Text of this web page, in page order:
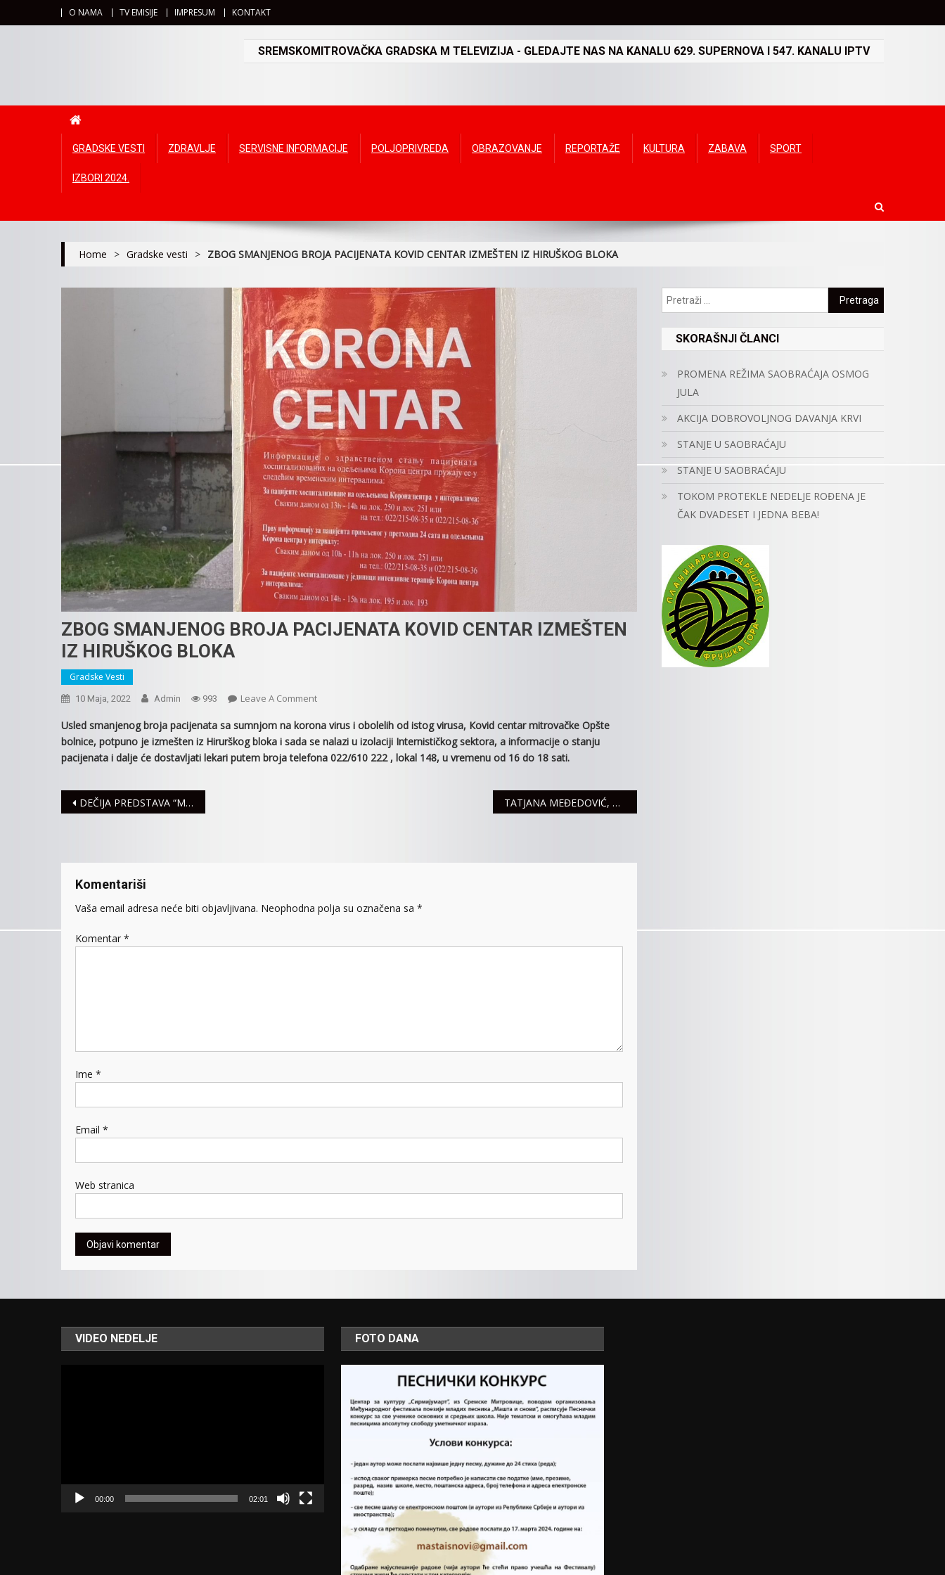
O NAMA TV EMISIJE IMPRESUM KONTAKT
SREMSKOMITROVAČKA GRADSKA M TELEVIZIJA - GLEDAJTE NAS NA KANALU 629. SUPERNOVA I 547. KANALU IPTV
GRADSKE VESTI ZDRAVLJE SERVISNE INFORMACIJE POLJOPRIVREDA OBRAZOVANJE REPORTAŽE KULTURA ZABAVA SPORT
IZBORI 2024.
Home > Gradske vesti > ZBOG SMANJENOG BROJA PACIJENATA KOVID CENTAR IZMEŠTEN IZ HIRUŠKOG BLOKA
ZBOG SMANJENOG BROJA PACIJENATA KOVID CENTAR IZMEŠTEN
IZ HIRUŠKOG BLOKA
Gradske Vesti
10 Maja, 2022 Admin 993 Leave A CommentOn
SMANJENOG
BROJA
PACIJENATA
Usled smanjenog broja pacijenata sa sumnjom na korona virus i obolelih od istog virusa, Кovid centar mitrovačke Opšte
bolnice, potpuno je izmešten iz Hirurškog bloka i sada se nalazi u izolaciji Internističkog sektora, a informacije o stanju
pacijenata i dalje će dostavljati lekari putem broja telefona 022/610 222 , lokal 148, u vremenu od 16 do 18 sati.
Navigacija
DEČIJA PREDSTAVA “MAŠA I MEDVED” TATJANA MEĐEDOVIĆ, NOVINARKA GRADSKE M TELEVIZIJE DOBITNICA NAGRADE “DIMITRIJE FRUŠIĆ” ￼
Komentariši
Vaša email adresa neće biti objavljivana. Neophodna polja su označena sa *
Komentar *
Ime *
Email *
Web stranica
Pretraga:
SKORAŠNJI ČLANCI
PROMENA REŽIMA SAOBRAĆAJA OSMOG
JULA
AKCIJA DOBROVOLJNOG DAVANJA KRVI
STANJE U SAOBRAĆAJU
STANJE U SAOBRAĆAJU
TOKOM PROTEKLE NEDELJE ROĐENA JE
ČAK DVADESET I JEDNA BEBA!
VIDEO NEDELJE
00:00 02:01
FOTO DANA